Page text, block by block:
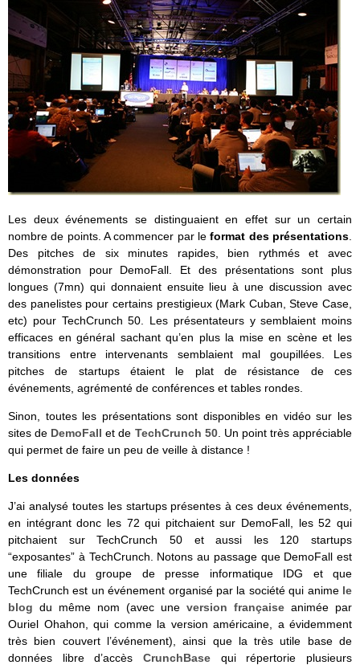
Les deux événements se distinguaient en effet sur un certain
nombre de points. A commencer par leformat des présentations
Des pitches de six minutes rapides, bien rythmés et avec
démonstration pour DemoFall. Et des présentations sont plus
longues (7mn) qui donnaient ensuite lieu à une discussion avec
des panelistes pour certains prestigieux (Mark Cuban, Steve Case,
etc) pour TechCrunch 50. Les présentateurs y semblaient moins
efficaces en général sachant qu’en plus la mise en scène et les
transitions entre intervenants semblaient mal goupillées. Les
pitches de startups étaient le plat de résistance de ces
événements, agrémenté de conférences et tables rondes.
Sinon, toutes les présentations sont disponibles en vidéo sur les
sites de DemoFall et de TechCrunch 50. Un point très appréciable
qui permet de faire un peu de veille à distance !
Les données
J’ai analysé toutes les startups présentes à ces deux événements,
en intégrant donc les 72 qui pitchaient sur DemoFall, les 52 qui
pitchaient sur TechCrunch 50 et aussi les 120 startups
“exposantes” à TechCrunch. Notons au passage que DemoFall est
une filiale du groupe de presse informatique IDG et que
TechCrunch est un événement organisé par la société qui anime le
blog du même nom (avec une version française animée par
Ouriel Ohahon, qui comme la version américaine, a évidemment
très bien couvert l’événement), ainsi que la très utile base de
données libre d’accès CrunchBase qui répertorie plusieurs